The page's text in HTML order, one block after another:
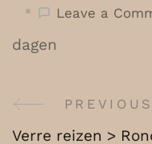
Leave a
dagen
Post
Verre reizen >